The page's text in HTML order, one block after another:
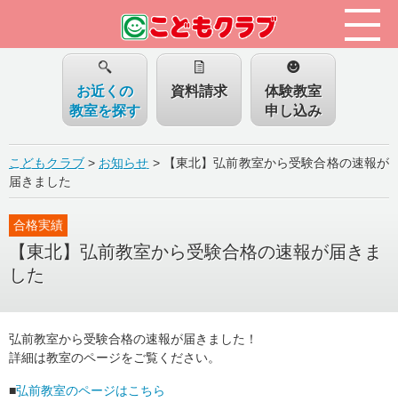
お近くの
教室を探す
資料請求
体験教室
申し込み
こどもクラブ> お知らせ >
【東北】弘前教室から受験合格の速報が
届きました
【東北】弘前教室から受験合格の速報が届きま
した
合格実績
弘前教室から受験合格の速報が届きました！
詳細は教室のページをご覧ください。
■弘前教室のページはこちら